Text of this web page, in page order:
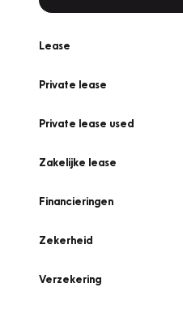
Lease
Private lease
Private lease used
Zakelijke lease
Financieringen
Zekerheid
Verzekering